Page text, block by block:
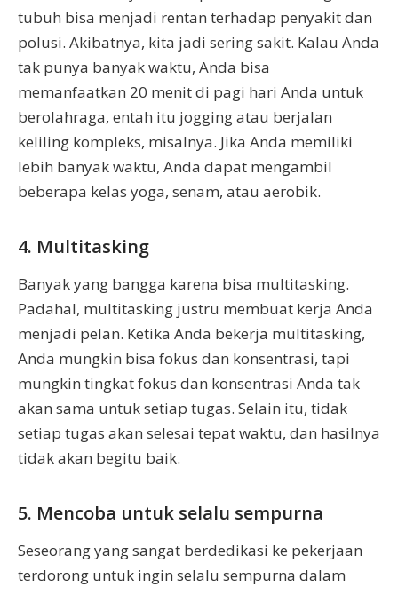
tubuh bisa menjadi rentan terhadap penyakit dan
polusi. Akibatnya, kita jadi sering sakit. Kalau Anda
tak punya banyak waktu, Anda bisa
memanfaatkan 20 menit di pagi hari Anda untuk
berolahraga, entah itu jogging atau berjalan
keliling kompleks, misalnya. Jika Anda memiliki
lebih banyak waktu, Anda dapat mengambil
beberapa kelas yoga, senam, atau aerobik.
4. Multitasking
Banyak yang bangga karena bisa multitasking.
Padahal, multitasking justru membuat kerja Anda
menjadi pelan. Ketika Anda bekerja multitasking,
Anda mungkin bisa fokus dan konsentrasi, tapi
mungkin tingkat fokus dan konsentrasi Anda tak
akan sama untuk setiap tugas. Selain itu, tidak
setiap tugas akan selesai tepat waktu, dan hasilnya
tidak akan begitu baik.
5. Mencoba untuk selalu sempurna
Seseorang yang sangat berdedikasi ke pekerjaan
terdorong untuk ingin selalu sempurna dalam